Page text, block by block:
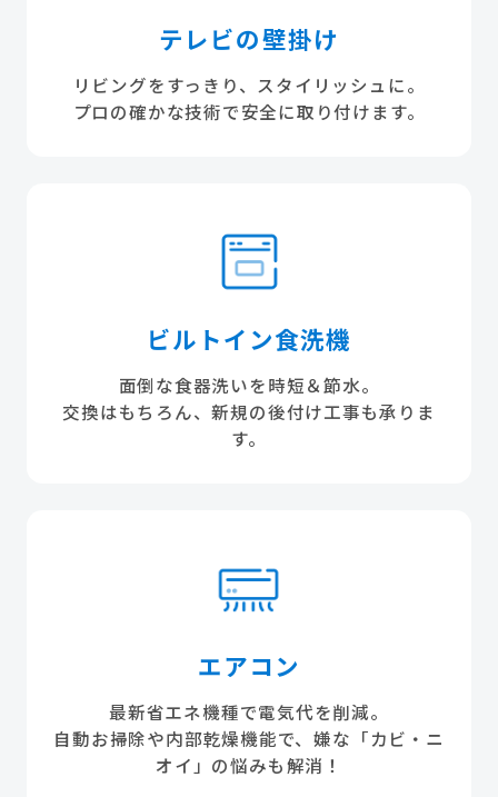
テレビの壁掛け
リビングをすっきり、スタイリッシュに。
プロの確かな技術で安全に取り付けます。
ビルトイン食洗機
面倒な食器洗いを時短＆節水。
交換はもちろん、新規の後付け工事も承りま
す。
エアコン
最新省エネ機種で電気代を削減。
自動お掃除や内部乾燥機能で、嫌な「カビ・ニ
オイ」の悩みも解消！